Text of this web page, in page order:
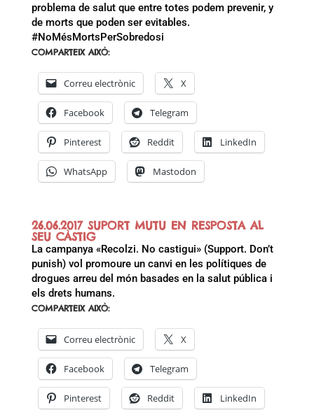
problema de salut que entre totes podem prevenir, y
de morts que poden ser evitables.
#NoMésMortsPerSobredosi
COMPARTEIX AIXÒ:
Correu electrònic X
Facebook Telegram
Pinterest Reddit LinkedIn
WhatsApp Mastodon
26.06.2017 SUPORT MUTU EN RESPOSTA AL
SEU CÀSTIG
La campanya «Recolzi. No castigui» (Support. Don’t
punish) vol promoure un canvi en les polítiques de
drogues arreu del món basades en la salut pública i
els drets humans.
COMPARTEIX AIXÒ:
Correu electrònic X
Facebook Telegram
Pinterest Reddit LinkedIn